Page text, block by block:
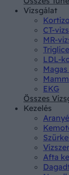
Vizsgálat
CT-
MR-
LDL-
Magas
EKG
Összes
Kezelés
Afta